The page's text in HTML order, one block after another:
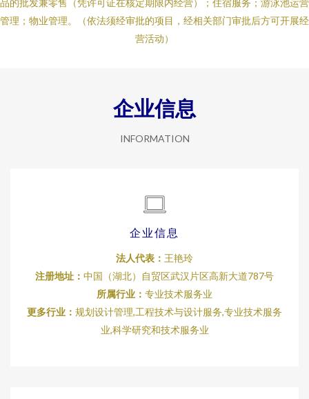
品的批发兼零售（凭许可证在核定期限内经营）；住宿服务；游泳池运营
管理；物业管理。（依法须经审批的项目，经相关部门审批后方可开展经
营活动）
企业信息
INFORMATION
企业信息
法人代表： 王艳玲
注册地址： 中国（湖北）自贸区武汉片区高新大道787号
所属行业： 专业技术服务业
更多行业： 规划设计管理,工程技术与设计服务,专业技术服务
业,科学研究和技术服务业